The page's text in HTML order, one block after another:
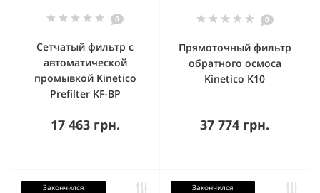
0
Сетчатый фильтр с
автоматической
промывкой Kinetico
Prefilter KF-BP
17 463 грн.
0
Прямоточный фильтр
обратного осмоса
Kinetico K10
37 774 грн.
Закончился
Закончился